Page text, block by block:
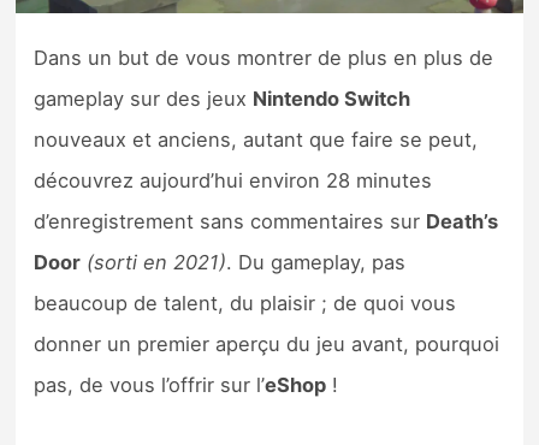
Tests de jeux
Tests d’accessoires
Previews
Précommandes
Précommandes jeux Switch 2
Dans un but de vous montrer de plus en plus de
gameplay sur des jeux Nintendo Switch
nouveaux et anciens, autant que faire se peut,
découvrez aujourd’hui environ 28 minutes
d’enregistrement sans commentaires sur Death’s
Door (sorti en 2021). Du gameplay, pas
beaucoup de talent, du plaisir ; de quoi vous
donner un premier aperçu du jeu avant, pourquoi
pas, de vous l’offrir sur l’eShop !